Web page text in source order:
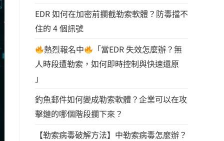
EDR 如何在加密前攔截勒索軟體？防毒擋不
住的 4 個訊號
熱烈報名中
「當EDR 失效怎麼辦？無
人時段遭勒索，如何即時控制與快速還原
」
釣魚郵件如何變成勒索軟體？企業可以在攻
擊鏈的哪個階段攔下來？
【勒索病毒破解方法】中勒索病毒怎麼辦？